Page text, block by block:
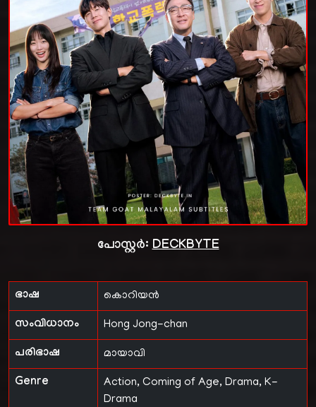
പോസ്റ്റർ:DECKBYTE
ഭാഷ കൊറിയൻ
സംവിധാനം Hong Jong-chan
പരിഭാഷ മായാവി
Genre
Action, Coming of Age, Drama, K-
Drama